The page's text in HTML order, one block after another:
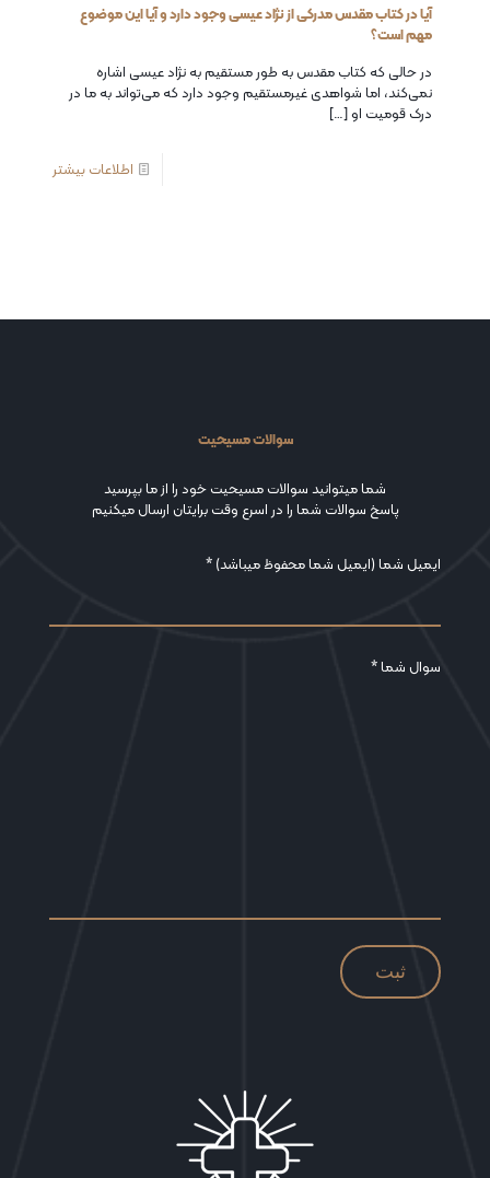
آیا در کتاب مقدس مدرکی از نژاد عیسی وجود دارد و آیا این موضوع
مهم است؟
در حالی که کتاب مقدس به طور مستقیم به نژاد عیسی اشاره
نمی‌کند، اما شواهدی غیرمستقیم وجود دارد که می‌تواند به ما در
درک قومیت او[…]
اطلاعات بیشتر
سوالات مسیحیت
شما میتوانید سوالات مسیحیت خود را از ما بپرسید
پاسخ سوالات شما را در اسرع وقت برایتان ارسال میکنیم
ایمیل شما (ایمیل شما محفوظ میباشد) *
سوال شما *